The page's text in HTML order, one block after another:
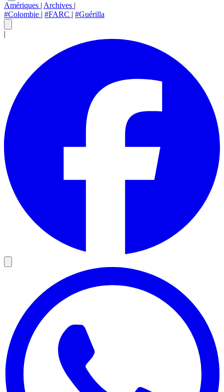
Amériques | Archives |
#Colombie | #FARC | #Guérilla
|